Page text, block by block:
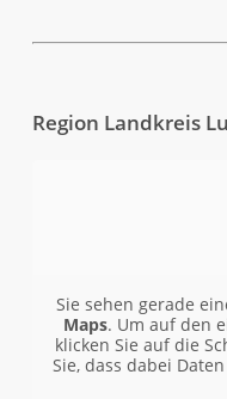
Region Landkreis
Sie sehen gerade
Maps. Um auf den
klicken Sie auf die
Sie, dass dabei